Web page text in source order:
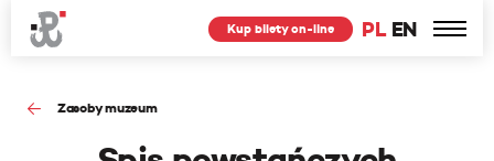
PL EN
Kup bilety on-line
Zasoby muzeum